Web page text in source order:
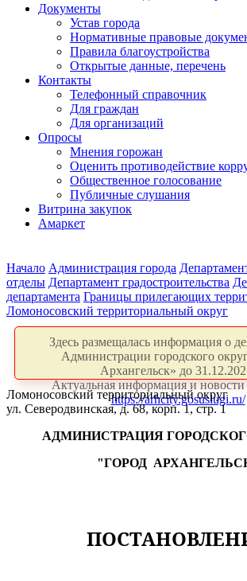
Документы
Устав города
Нормативные правовые
Правила благоустройства
Открытые данные, перечень
Контакты
Телефонный справочник
Для граждан
Для организаций
Опросы
Мнения горожан
Оценить противодействие
Общественное голосование
Публичные слушания
Витрина закупок
Амаркет
Начало Администрация города
отделы Департамент градостроительства
департамента Границы прилегающих
Ломоносовский территориальный округ
Здесь размещалась информация о
Администрации городского
Архангельск» до
Актуальная информация и новости
https://arhcity.gosuslugi.ru/
Ломоносовский территориальный округ
ул. Северодвинская, д. 68, корп. 1, стр. 1
АДМИНИСТРАЦИЯ
"ГОРОД